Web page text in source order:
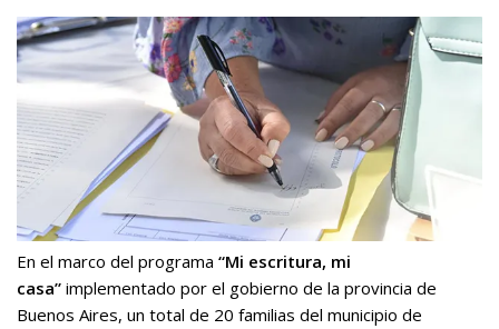
En el marco del programa “Mi escritura, mi
casa” implementado por el gobierno de la provincia de
Buenos Aires, un total de 20 familias del municipio de